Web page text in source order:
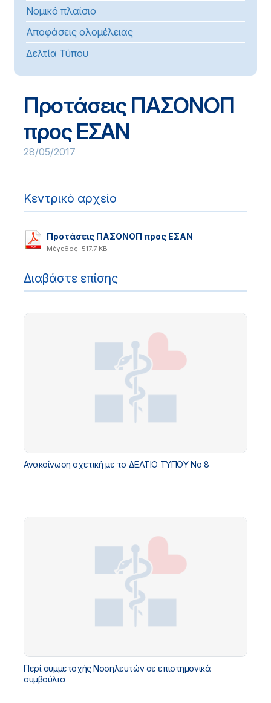
Νομικό πλαίσιο
Αποφάσεις ολομέλειας
Δελτία Τύπου
Προτάσεις ΠΑΣΟΝΟΠ
προς ΕΣΑΝ
28/05/2017
Κεντρικό αρχείο
Προτάσεις ΠΑΣΟΝΟΠ προς ΕΣΑΝ
Μέγεθος: 517.7 KB
Διαβάστε επίσης
Ανακοίνωση σχετική με το ΔΕΛΤΙΟ ΤΥΠΟΥ Νο 8
Περί συμμετοχής Νοσηλευτών σε επιστημονικά
συμβούλια